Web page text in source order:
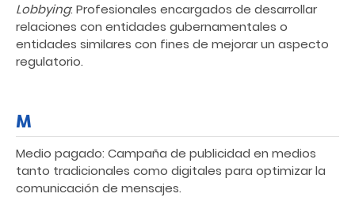
Lobbying: Profesionales encargados de desarrollar
relaciones con entidades gubernamentales o
entidades similares con fines de mejorar un aspecto
regulatorio.
M
Medio pagado: Campaña de publicidad en medios
tanto tradicionales como digitales para optimizar la
comunicación de mensajes.